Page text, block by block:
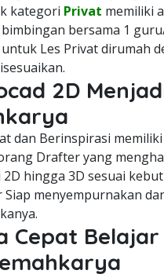
kategori Privat memiliki
bersama 1
Les Privat dirumah
2D
dan Berinspirasi
Drafter yang
2D hingga 3D sesuai
menyempurnakan
Cepat